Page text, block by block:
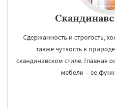
Сдержанность и строгость,
также чуткость к
скандинавском стиле. Главная
мебели – ее